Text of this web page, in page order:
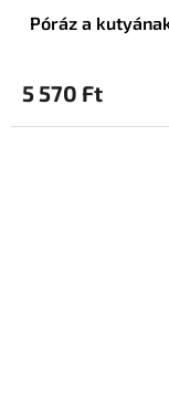
Póráz a
5 570 Ft